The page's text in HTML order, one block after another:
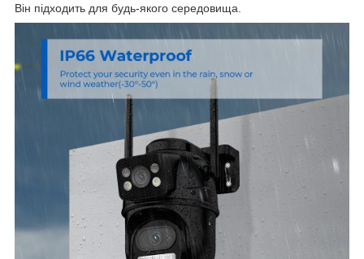
Він підходить для будь-якого середовища.